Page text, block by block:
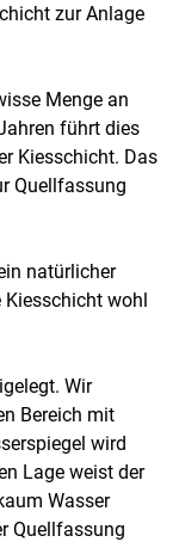
zur Anlage
Menge an
führt dies
Kiesschicht. Das
Quellfassung
natürlicher
Kiesschicht wohl
Wir
Bereich mit
wird
Lage weist der
Wasser
Quellfassung